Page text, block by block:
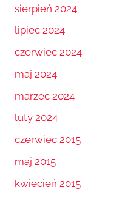
sierpień 2024
lipiec 2024
czerwiec 2024
maj 2024
marzec 2024
luty 2024
czerwiec 2015
maj 2015
kwiecień 2015